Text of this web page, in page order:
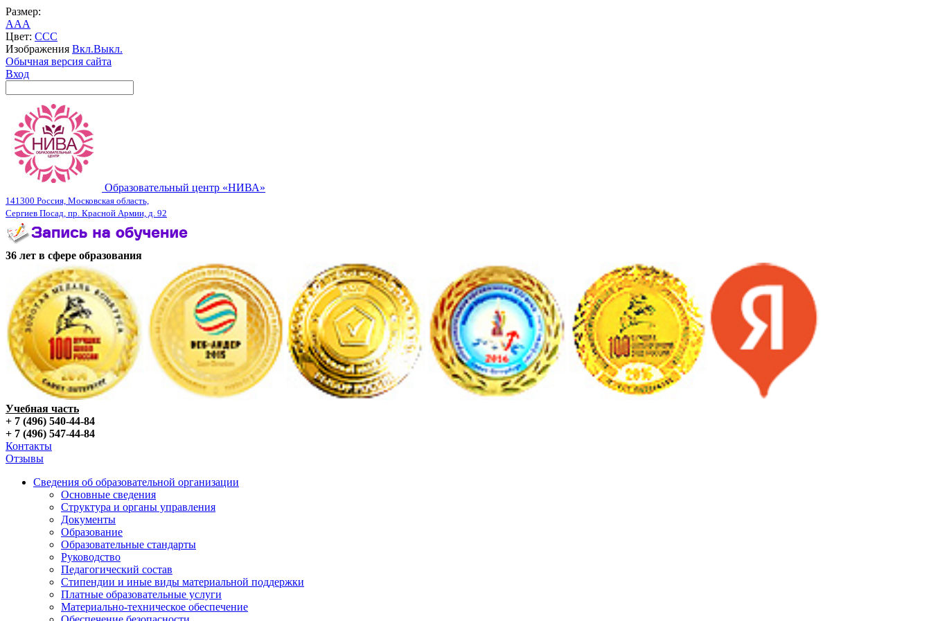
Размер:
AAA
Цвет: CCC
Изображения Вкл.Выкл.
Обычная версия сайта
Вход
Образовательный центр «НИВА»
141300 Россия, Московская область,
Сергиев Посад, пр. Красной Армии, д. 92
36 лет в сфере образования
Учебная часть
+ 7 (496) 540-44-84
+ 7 (496) 547-44-84
Контакты
Отзывы
Сведения об образовательной организации
Основные сведения
Структура и органы управления
Документы
Образование
Образовательные стандарты
Руководство
Педагогический состав
Стипендии и иные виды материальной поддержки
Платные образовательные услуги
Материально-техническое обеспечение